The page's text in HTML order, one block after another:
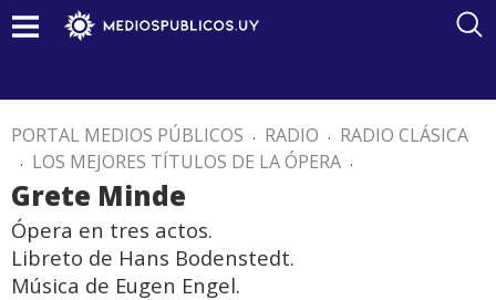
PORTAL MEDIOS PÚBLICOS . RADIO . RADIO CLÁSICA
. LOS MEJORES TÍTULOS DE LA ÓPERA .
Grete Minde
Ópera en tres actos.
Libreto de Hans Bodenstedt.
Música de Eugen Engel.